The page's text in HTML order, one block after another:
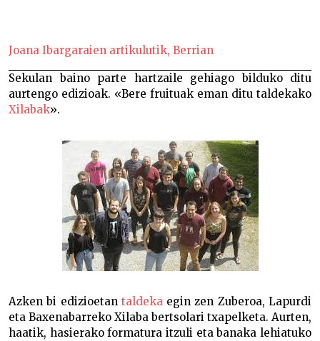
Joana Ibargaraien artikulutik, Berrian
Sekulan baino parte hartzaile gehiago bilduko ditu
aurtengo edizioak. «Bere fruituak eman ditu taldekako
Xilabak».
Azken bi edizioetantaldekaegin zen Zuberoa, Lapurdi
eta Baxenabarreko Xilaba bertsolari txapelketa. Aurten,
haatik, hasierako formatura itzuli eta banaka lehiatuko